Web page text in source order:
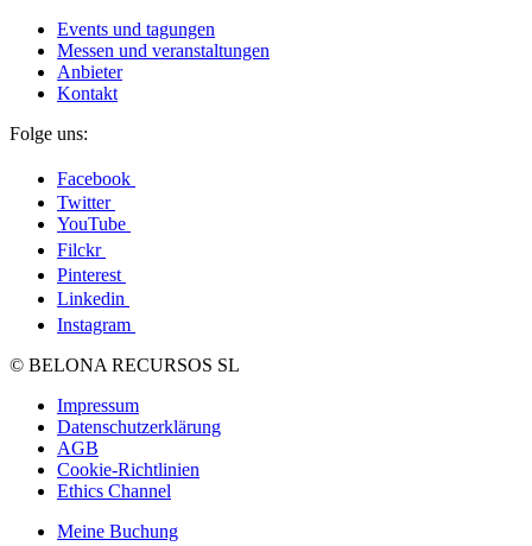
Events und tagungen
Messen und veranstaltungen
Anbieter
Kontakt
Folge uns:
Facebook
Twitter
YouTube
Filckr
Pinterest
Linkedin
Instagram
© BELONA RECURSOS SL
Impressum
Datenschutzerklärung
AGB
Cookie-Richtlinien
Ethics Channel
Meine Buchung